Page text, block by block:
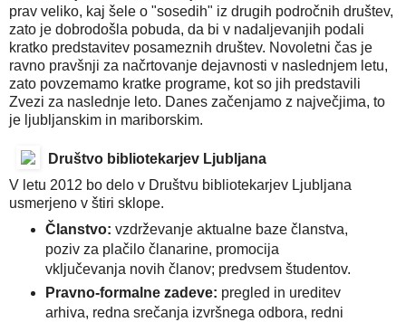
prav veliko, kaj šele o "sosedih" iz drugih področnih društev,
zato je dobrodošla pobuda, da bi v nadaljevanjih podali
kratko predstavitev posameznih društev. Novoletni čas je
ravno pravšnji za načrtovanje dejavnosti v naslednjem letu,
zato povzemamo kratke programe, kot so jih predstavili
Zvezi za naslednje leto. Danes začenjamo z največjima, to
je ljubljanskim in mariborskim.
Društvo bibliotekarjev Ljubljana
V letu 2012 bo delo v Društvu bibliotekarjev Ljubljana
usmerjeno v štiri sklope.
Članstvo: vzdrževanje aktualne baze članstva,
poziv za plačilo članarine, promocija
vključevanja novih članov; predvsem študentov.
Pravno-formalne zadeve: pregled in ureditev
arhiva, redna srečanja izvršnega odbora, redni